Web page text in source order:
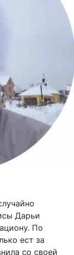
Дарьи
По
ест за
со своей